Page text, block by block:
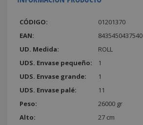
CÓDIGO:
01201370
EAN:
8435450437540
UD. Medida:
ROLL
UDS. Envase pequeño:
1
UDS. Envase grande:
1
UDS. Envase palé:
11
Peso:
26000 gr
Alto:
27 cm